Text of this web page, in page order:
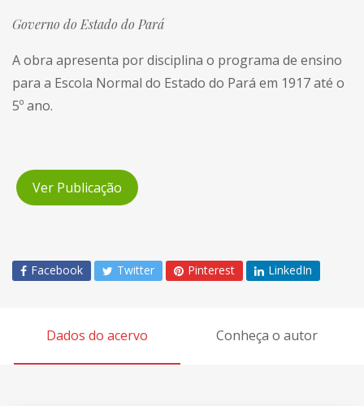
Governo do Estado do Pará
A obra apresenta por disciplina o programa de ensino
para a Escola Normal do Estado do Pará em 1917 até o
5º ano.
Ver Publicação
Facebook Twitter Pinterest LinkedIn
Dados do acervo Conheça o autor